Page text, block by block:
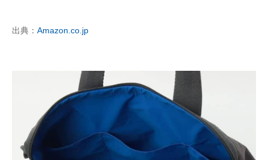
出典： Amazon.co.jp